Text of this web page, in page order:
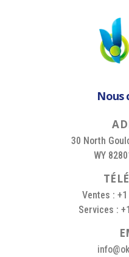
Nous
AD
30 North
WY
TÉLÉ
Ventes :
Services :
E